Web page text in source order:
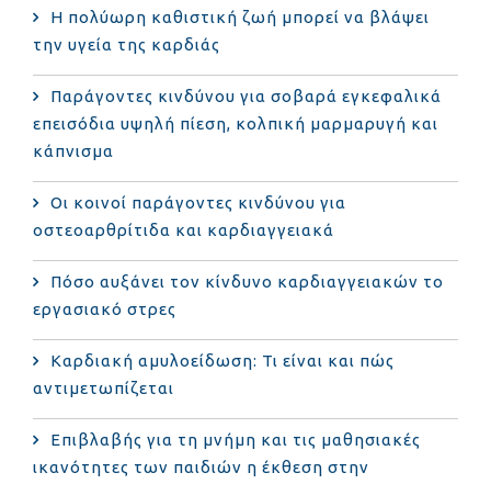
Η πολύωρη καθιστική ζωή μπορεί να βλάψει
την υγεία της καρδιάς
Παράγοντες κινδύνου για σοβαρά εγκεφαλικά
επεισόδια υψηλή πίεση, κολπική μαρμαρυγή και
κάπνισμα
Οι κοινοί παράγοντες κινδύνου για
οστεοαρθρίτιδα και καρδιαγγειακά
Πόσο αυξάνει τον κίνδυνο καρδιαγγειακών το
εργασιακό στρες
Καρδιακή αμυλοείδωση: Τι είναι και πώς
αντιμετωπίζεται
Επιβλαβής για τη μνήμη και τις μαθησιακές
ικανότητες των παιδιών η έκθεση στην